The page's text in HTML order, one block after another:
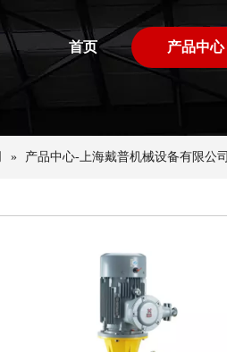
首页 产品中心
» 产品中心-上海戴普机械设备有限公司